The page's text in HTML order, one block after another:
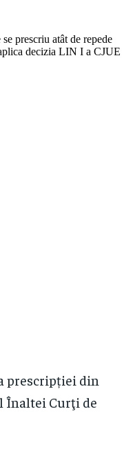
prescripției din
Înaltei Curţi de